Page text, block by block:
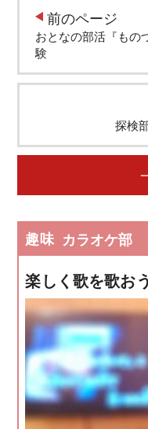
前のページ
おとなの部活『もの
験
探検
趣味 カラオケ部
楽しく歌を歌お